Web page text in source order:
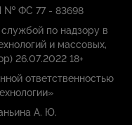
№ ФС 77 - 83698
по надзору в
и массовых,
26.07.2022 18+
ответственностью
А. Ю.